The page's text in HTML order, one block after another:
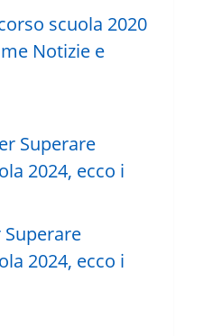
scuola 2020
Notizie e
2024, ecco i